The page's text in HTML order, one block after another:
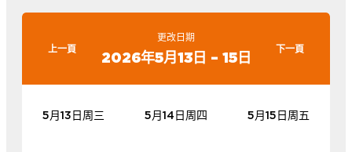
上一頁
更改日期
2026年5月13日 – 15日 下一頁
5月13日周三 5月14日周四 5月15日周五